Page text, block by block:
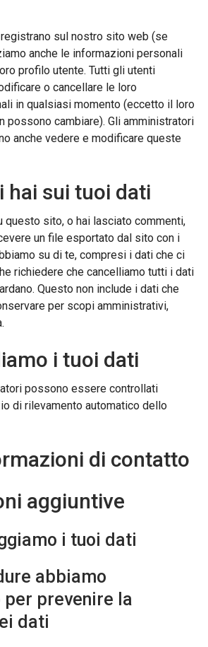
sul nostro sito web (se
anche le informazioni personali
profilo utente. Tutti gli utenti
o cancellare le loro
in qualsiasi momento (eccetto il loro
possono cambiare). Gli amministratori
anche vedere e modificare queste
hai sui tuoi dati
questo sito, o hai lasciato commenti,
un file esportato dal sito con i
su di te, compresi i dati che ci
richiedere che cancelliamo tutti i dati
Questo non include i dati che
per scopi amministrativi,
i tuoi dati
possono essere controllati
di rilevamento automatico dello
di contatto
aggiuntive
i tuoi dati
abbiamo
prevenire la
dati